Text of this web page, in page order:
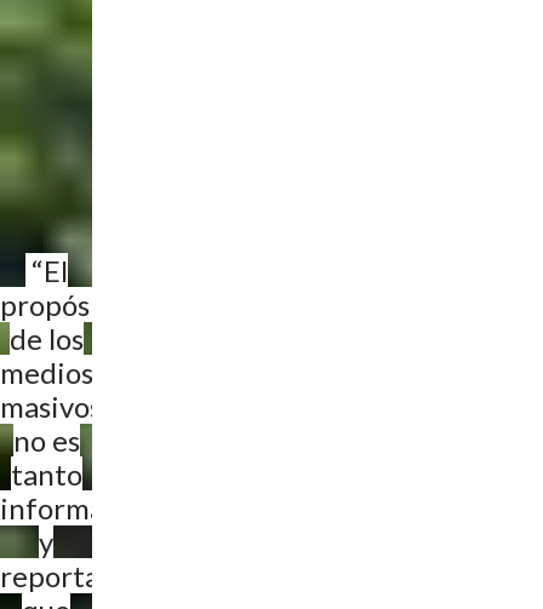
“El
propósito
de los
medios
masivos...
no es
tanto
informar
y
reportar lo